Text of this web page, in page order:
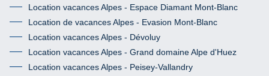
Location vacances Alpes - Espace Diamant Mont-Blanc
Location de vacances Alpes - Evasion Mont-Blanc
Location vacances Alpes - Dévoluy
Location vacances Alpes - Grand domaine Alpe d'Huez
Location vacances Alpes - Peisey-Vallandry